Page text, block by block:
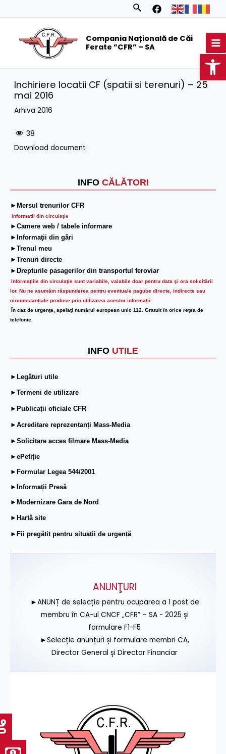
Search
Compania Națională de Căi
Ferate ”CFR” – SA
INFO CĂLĂTORI
►Mersul trenurilor CFR
Informatii din circulaţie
►Camere web / tabele informare
►Informaţii din gări
►Trenul meu
►Trenuri directe
►Drepturile pasagerilor din transportul feroviar
Informaţiile din circulaţie sunt variabile, valabile doar pentru data şi ora solicitării
lor. Nu ne asumăm răspunderea pentru eventuale pagube directe, indirecte sau
circumstanțiale produse prin utilizarea acestor informații.
În caz de urgenţe, apelaţi numărul european unic 112. Gratuit în orice reţea de
telefonie.
INFO UTILE
►Legături utile
►Termeni de utilizare
►Publicații oficiale CFR
►Acreditare reprezentanți Mass-Media
►Solicitare acces filmare Mass-Media
►ePetiție
►Formular Legea 544/2001
►Informații Presă
►Modernizare Gara de Nord
►Hartă site
►Fii pregătit pentru situații de urgență
Inchiriere locatii CF (spatii si terenuri) – 25
mai 2016
Arhiva 2016
38
Download document
ANUNŢURI
►ANUNȚ de selecție pentru ocuparea a 1 post de
membru în CA-ul CNCF „CFR” – SA - 2025 și
formulare F1-F5
►Selecție anunțuri și formulare membri CA,
Director General și Director Financiar